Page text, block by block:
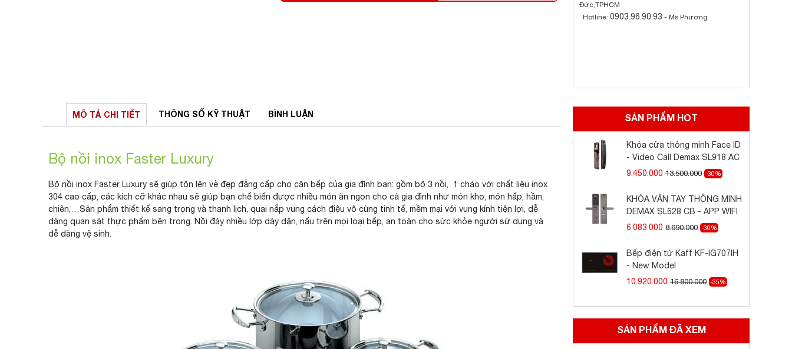
Đức,TPHCM
Hotline: 0903.96.90.93 - Ms Phương
MÔ TẢ CHI TIẾT THÔNG SỐ KỸ THUẬT BÌNH LUẬN
Bộ nồi inox Faster Luxury
Bộ nồi inox Faster Luxury sẽ giúp tôn lên vẻ đẹp đẳng cấp cho căn bếp của gia đình bạn: gồm bộ 3 nồi, 1 chảo với chất liệu inox
304 cao cấp, các kích cỡ khác nhau sẽ giúp bạn chế biến được nhiều món ăn ngon cho cả gia đình như món kho, món hấp, hầm,
chiên,…Sản phẩm thiết kế sang trọng và thanh lịch, quai nắp vung cách điệu vô cùng tinh tế, mềm mại với vung kính tiện lợi, dễ
dàng quan sát thực phẩm bên trong. Nồi đáy nhiều lớp dày dặn, nấu trên mọi loại bếp, an toàn cho sức khỏe người sử dụng và
dễ dàng vệ sinh.
SẢN PHẨM HOT
Khóa cửa thông minh Face ID
- Video Call Demax SL918 AC
9.450.000 13.500.000 -30%
KHÓA VÂN TAY THÔNG MINH
DEMAX SL628 CB - APP WIFI
6.083.000 8.690.000 -30%
Bếp điện từ Kaff KF-IG707IH
- New Model
10.920.000 16.800.000 -35%
SẢN PHẨM ĐÃ XEM